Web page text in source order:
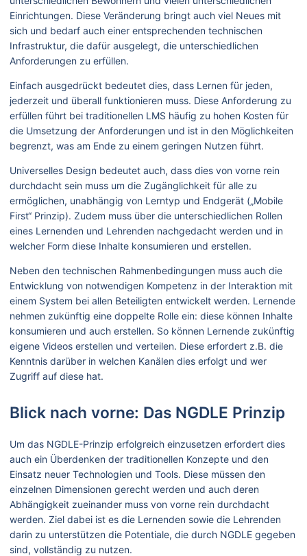
Einrichtungen. Diese Veränderung bringt auch viel Neues mit
sich und bedarf auch einer entsprechenden technischen
Infrastruktur, die dafür ausgelegt, die unterschiedlichen
Anforderungen zu erfüllen.
Einfach ausgedrückt bedeutet dies, dass Lernen für jeden,
jederzeit und überall funktionieren muss. Diese Anforderung zu
erfüllen führt bei traditionellen LMS häufig zu hohen Kosten für
die Umsetzung der Anforderungen und ist in den Möglichkeiten
begrenzt, was am Ende zu einem geringen Nutzen führt.
Universelles Design bedeutet auch, dass dies von vorne rein
durchdacht sein muss um die Zugänglichkeit für alle zu
ermöglichen, unabhängig von Lerntyp und Endgerät („Mobile
First“ Prinzip). Zudem muss über die unterschiedlichen Rollen
eines Lernenden und Lehrenden nachgedacht werden und in
welcher Form diese Inhalte konsumieren und erstellen.
Neben den technischen Rahmenbedingungen muss auch die
Entwicklung von notwendigen Kompetenz in der Interaktion mit
einem System bei allen Beteiligten entwickelt werden. Lernende
nehmen zukünftig eine doppelte Rolle ein: diese können Inhalte
konsumieren und auch erstellen. So können Lernende zukünftig
eigene Videos erstellen und verteilen. Diese erfordert z.B. die
Kenntnis darüber in welchen Kanälen dies erfolgt und wer
Zugriff auf diese hat.
Blick nach vorne: Das NGDLE Prinzip
Um das NGDLE-Prinzip erfolgreich einzusetzen erfordert dies
auch ein Überdenken der traditionellen Konzepte und den
Einsatz neuer Technologien und Tools. Diese müssen den
einzelnen Dimensionen gerecht werden und auch deren
Abhängigkeit zueinander muss von vorne rein durchdacht
werden. Ziel dabei ist es die Lernenden sowie die Lehrenden
darin zu unterstützen die Potentiale, die durch NGDLE gegeben
sind, vollständig zu nutzen.